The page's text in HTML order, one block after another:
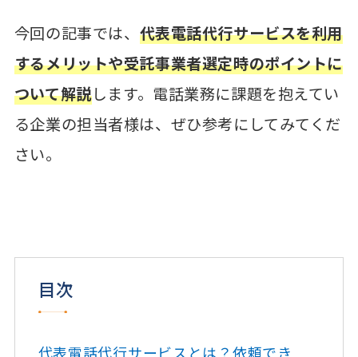
今回の記事では、 代表電話代行サービスを利用
するメリットや受託事業者選定時のポイントに
ついて解説します。電話業務に課題を抱えてい
る企業の担当者様は、ぜひ参考にしてみてくだ
さい。
目次
代表電話代行サービスとは？依頼でき